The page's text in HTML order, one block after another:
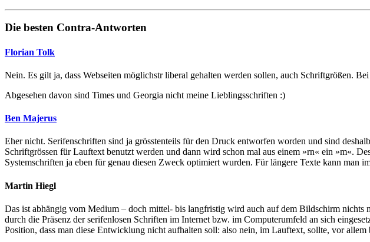
Die besten Contra-Antworten
Florian Tolk
Nein. Es gilt ja, dass Webseiten möglichstr liberal gehalten werden sollen, auch Schriftgrößen.
Abgesehen davon sind Times und Georgia nicht meine Lieblingsschriften :)
Ben Majerus
Eher nicht. Serifenschriften sind ja grösstenteils für den Druck entworfen worden und sind
Schriftgrössen für Lauftext benutzt werden und dann wird schon mal aus einem »rn« ein »m«.
Systemschriften ja eben für genau diesen Zweck optimiert wurden. Für längere Texte kann man
Martin Hiegl
Das ist abhängig vom Medium – doch mittel- bis langfristig wird auch auf dem Bildschirm
durch die Präsenz der serifenlosen Schriften im Internet bzw. im Computerumfeld an sich
Position, dass man diese Entwicklung nicht aufhalten soll: also nein, im Lauftext, sollte, vor